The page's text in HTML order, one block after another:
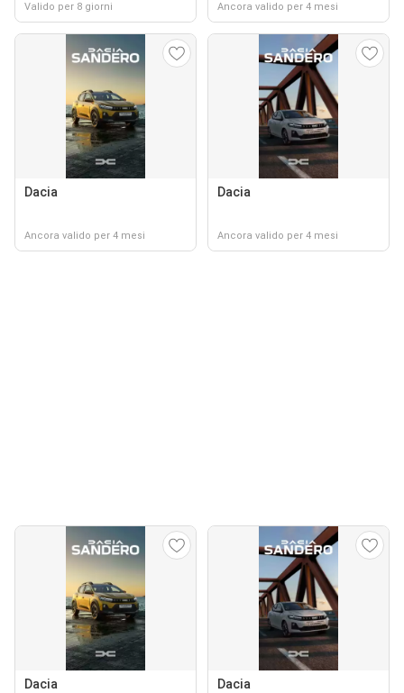
Valido per 8 giorni Ancora valido per 4 mesi
Dacia
Ancora valido per 4 mesi
Dacia
Ancora valido per 4 mesi
Dacia Dacia